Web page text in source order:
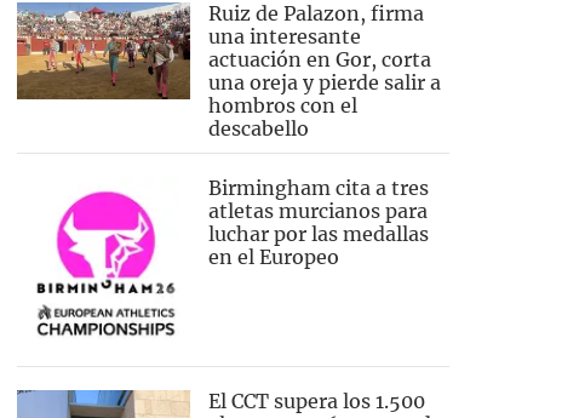
Ruiz de Palazon, firma
una interesante
actuación en Gor, corta
una oreja y pierde salir a
hombros con el
descabello
Birmingham cita a tres
atletas murcianos para
luchar por las medallas
en el Europeo
El CCT supera los 1.500